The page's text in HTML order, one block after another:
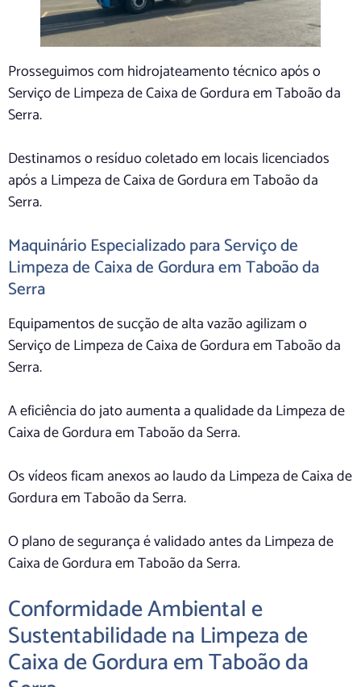
Prosseguimos com hidrojateamento técnico após o
Serviço de Limpeza de Caixa de Gordura em Taboão da
Serra.
Destinamos o resíduo coletado em locais licenciados
após a Limpeza de Caixa de Gordura em Taboão da
Serra.
Maquinário Especializado para Serviço de
Limpeza de Caixa de Gordura em Taboão da
Serra
Equipamentos de sucção de alta vazão agilizam o
Serviço de Limpeza de Caixa de Gordura em Taboão da
Serra.
A eficiência do jato aumenta a qualidade da Limpeza de
Caixa de Gordura em Taboão da Serra.
Os vídeos ficam anexos ao laudo da Limpeza de Caixa de
Gordura em Taboão da Serra.
O plano de segurança é validado antes da Limpeza de
Caixa de Gordura em Taboão da Serra.
Conformidade Ambiental e
Sustentabilidade na Limpeza de
Caixa de Gordura em Taboão da